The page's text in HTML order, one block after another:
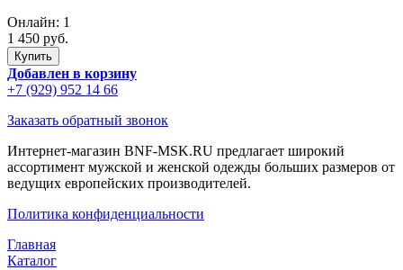
Онлайн: 1
1 450 руб.
Добавлен в корзину
+7 (929) 952 14 66
Заказать обратный звонок
Интернет-магазин BNF-MSK.RU предлагает широкий
ассортимент мужской и женской одежды больших размеров от
ведущих европейских производителей.
Политика конфиденциальности
Главная
Каталог